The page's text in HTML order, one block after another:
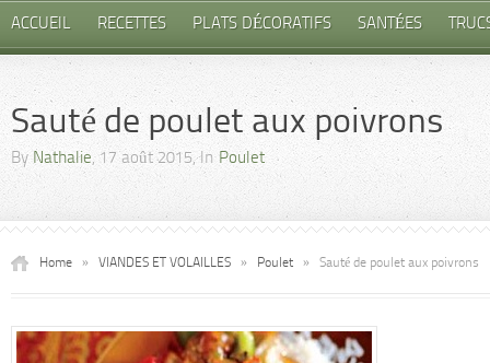
ACCUEIL RECETTES PLATS DÉCORATIFS SANTÉES
Sauté de poulet aux poivrons
By Nathalie, 17 août 2015, In Poulet
Home » VIANDES ET VOLAILLES » Poulet » Sauté de poulet aux poivrons